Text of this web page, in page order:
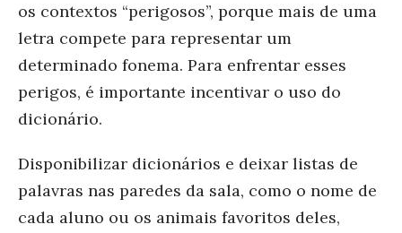
os contextos “perigosos”, porque mais de uma
letra compete para representar um
determinado fonema. Para enfrentar esses
perigos, é importante incentivar o uso do
dicionário.
Disponibilizar dicionários e deixar listas de
palavras nas paredes da sala, como o nome de
cada aluno ou os animais favoritos deles,